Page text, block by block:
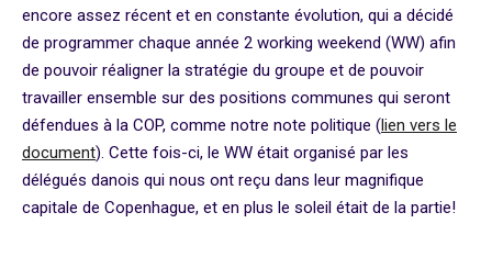
encore assez récent et en constante évolution, qui a décidé
de programmer chaque année 2 working weekend (WW) afin
de pouvoir réaligner la stratégie du groupe et de pouvoir
travailler ensemble sur des positions communes qui seront
défendues à la COP, comme notre note politique (lien vers le
document). Cette fois-ci, le WW était organisé par les
délégués danois qui nous ont reçu dans leur magnifique
capitale de Copenhague, et en plus le soleil était de la partie!